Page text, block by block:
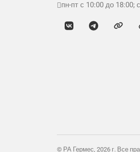
пн-пт с 10:00 до 18:00;
© РА Гермес, 2026 г. Все